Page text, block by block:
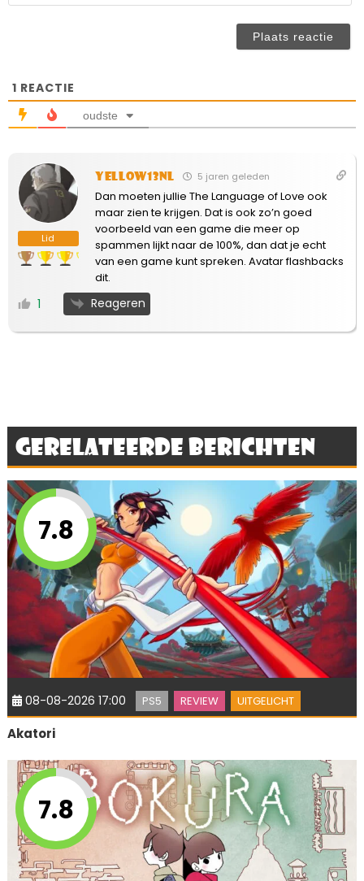
1 REACTIE
oudste
Lid
Yellow13NL 5 jaren geleden
Dan moeten jullie The Language of Love ook
maar zien te krijgen. Dat is ook zo’n goed
voorbeeld van een game die meer op
spammen lijkt naar de 100%, dan dat je echt
van een game kunt spreken. Avatar flashbacks
dit.
1 Reageren
Gerelateerde berichten
7.8
08-08-2026 17:00 PS5 REVIEW UITGELICHT
Akatori
7.8